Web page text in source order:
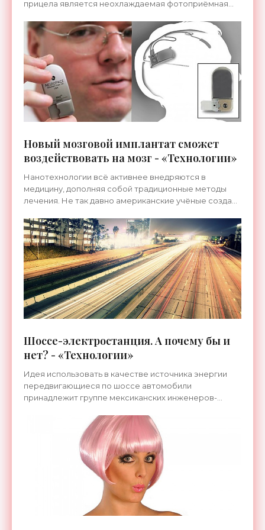
прицела является неохлаждаемая фотоприёмная
на тепловое
Новый мозговой имплантат сможет
воздействовать на мозг - «Технологии»
Нанотехнологии всё активнее внедряются в
медицину, дополняя собой традиционные методы
лечения. Не так давно американские учёные создали
влиять на
Шоссе-электростанция. А почему бы и
нет? - «Технологии»
Идея использовать в качестве источника энергии
передвигающиеся по шоссе автомобили
принадлежит группе мексиканских инженеров-
Масиас Эрнандес — эксперт